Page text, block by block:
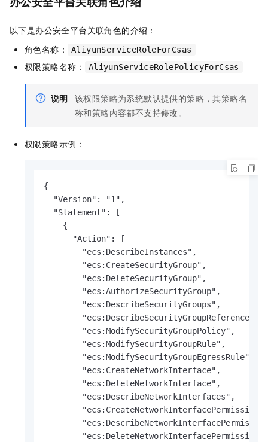
以下是办公安全平台关联角色的介绍：
角色名称：
AliyunServiceRoleForCsas
权限策略名称： AliyunServiceRolePolicyForCsas
说明 该权限策略为系统默认提供的策略，其策略名
称和策略内容都不支持修改。
权限策略示例：
{
  "Version": "1",
  "Statement": [
    {
      "Action": [
        "ecs:DescribeInstances",
        "ecs:CreateSecurityGroup",
        "ecs:DeleteSecurityGroup",
        "ecs:AuthorizeSecurityGroup",
        "ecs:DescribeSecurityGroups",
        "ecs:DescribeSecurityGroupReferences",
        "ecs:ModifySecurityGroupPolicy",
        "ecs:ModifySecurityGroupRule",
        "ecs:ModifySecurityGroupEgressRule",
        "ecs:CreateNetworkInterface",
        "ecs:DeleteNetworkInterface",
        "ecs:DescribeNetworkInterfaces",
        "ecs:CreateNetworkInterfacePermission",
        "ecs:DeleteNetworkInterfacePermission",